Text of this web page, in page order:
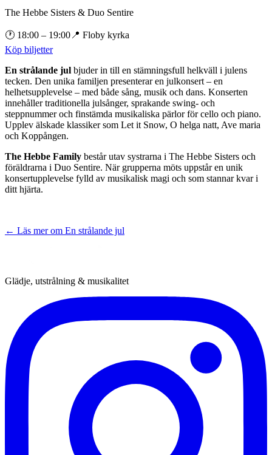
The Hebbe Sisters & Duo Sentire
🕐 18:00 – 19:00 📍 Floby kyrka
Köp biljetter
En strålande jul bjuder in till en stämningsfull helkväll i julens
tecken. Den unika familjen presenterar en julkonsert – en
helhetsupplevelse – med både sång, musik och dans. Konserten
innehåller traditionella julsånger, sprakande swing- och
steppnummer och finstämda musikaliska pärlor för cello och piano.
Upplev älskade klassiker som Let it Snow, O helga natt, Ave maria
och Koppången.
The Hebbe Family består utav systrarna i The Hebbe Sisters och
föräldrarna i Duo Sentire. När grupperna möts uppstår en unik
konsertupplevelse fylld av musikalisk magi och som stannar kvar i
ditt hjärta.
← Läs mer om En strålande jul
Glädje, utstrålning & musikalitet